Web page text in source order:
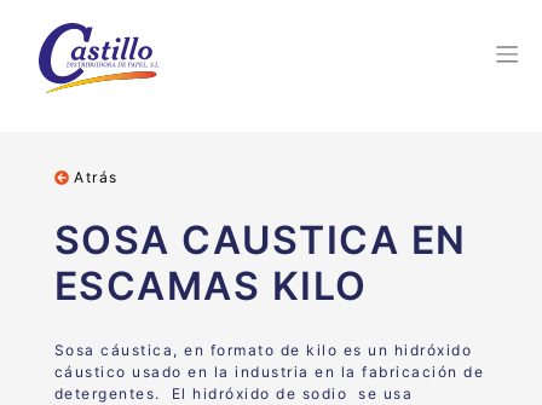
Atrás
SOSA CAUSTICA EN
ESCAMAS KILO
Sosa cáustica, en formato de kilo es un hidróxido
cáustico usado en la industria en la fabricación de
detergentes. El hidróxido de sodio se usa